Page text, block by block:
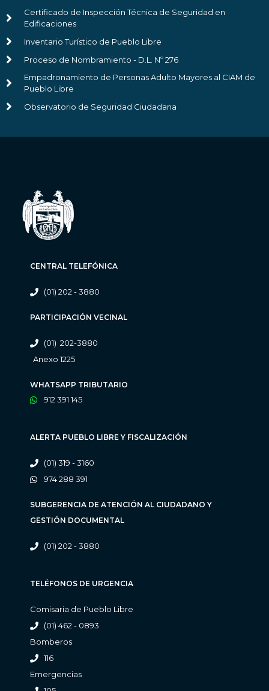
Certificado de Inspección Técnica de Seguridad en
Edificaciones
Inventario Turístico de Pueblo Libre
Proceso de Nombramiento - D.L. Nº 276
Empadronamiento de Personas Adulto Mayores al CIAM de
Pueblo Libre
Observatorio de Seguridad Ciudadana
CENTRAL TELEFÓNICA
(01) 202 - 3880
PARTICIPACIÓN VECINAL
(01) 202-3880
Anexo 1225
WHATSAPP TRIBUTARIO
912 391 145
ALERTA PUEBLO LIBRE Y FISCALIZACIÓN
(01) 319 - 3160
974 288 391
SUBGERENCIA DE ATENCIÓN AL CIUDADANO Y
GESTIÓN DOCUMENTAL
(01) 202 - 3880
TELÉFONOS DE URGENCIA
Comisaria de Pueblo Libre
(01) 462 - 0893
Bomberos
116
Emergencias